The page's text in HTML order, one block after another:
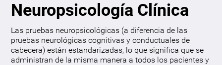
Neuropsicología Clínica
Las pruebas neuropsicológicas (a diferencia de las
pruebas neurológicas cognitivas y conductuales de
cabecera) están estandarizadas, lo que significa que se
administran de la misma manera a todos los pacientes y